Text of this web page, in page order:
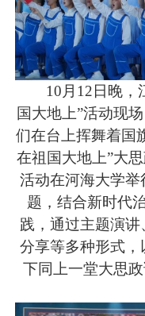
10月12日晚，
国大地上”活动现
们在台上挥舞着国
在祖国大地上”大
活动在河海大学
题，结合新时代
践，通过主题演
分享等多种形式，
下同上一堂大思